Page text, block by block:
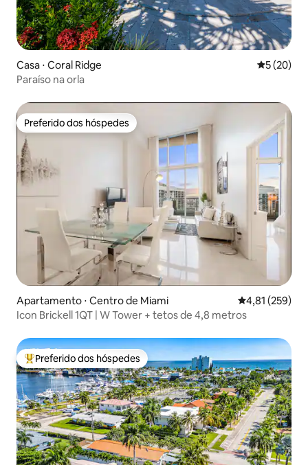
Casa ⋅ Coral Ridge 5 de uma
5 (20)
Paraíso na orla
Preferido dos hóspedes
Preferido dos hóspedes
Apartamento ⋅ Centro de Miami 4,81 de uma
4,81 (259)
Icon Brickell 1QT | W Tower + tetos de 4,8 metros
Entre os melhores preferidos dos hóspedes
Preferido dos hóspedes